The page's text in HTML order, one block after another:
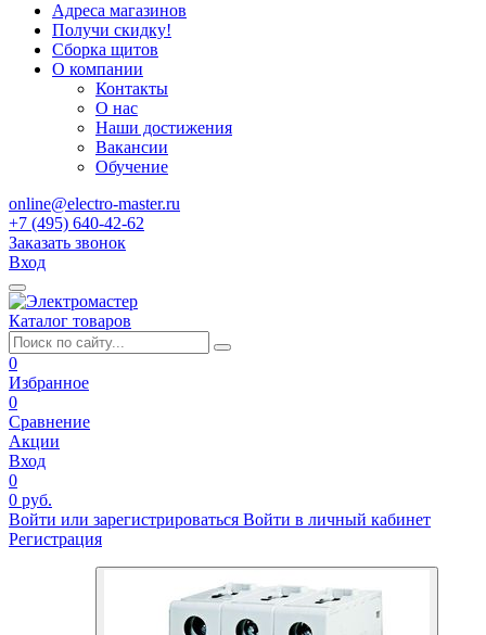
Адреса магазинов
Получи скидку!
Сборка щитов
О компании
Контакты
О нас
Наши достижения
Вакансии
Обучение
online@electro-master.ru
+7 (495) 640-42-62
Заказать звонок
Вход
Каталог товаров
0
Избранное
0
Сравнение
Акции
Вход
0
0 руб.
Войти или зарегистрироваться Войти в личный кабинет
Регистрация